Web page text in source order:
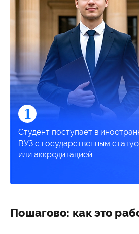
1
Студент поступает в
ВУЗ с государственным
или аккредитацией.
Пошагово: как это